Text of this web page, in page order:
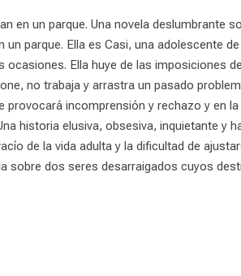
en un parque. Una novela deslumbrante
parque. Ella es Casi, una adolescente
Ella huye de las imposiciones
no trabaja y arrastra un pasado
incomprensión y rechazo y en
historia elusiva, obsesiva, inquietante y
de la vida adulta y la dificultad de
sobre dos seres desarraigados cuyos